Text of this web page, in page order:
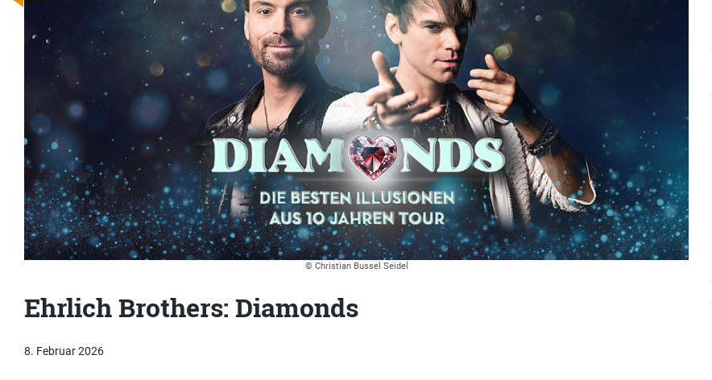
© Christian Bussel Seidel
Ehrlich Brothers: Diamonds
8. Februar 2026